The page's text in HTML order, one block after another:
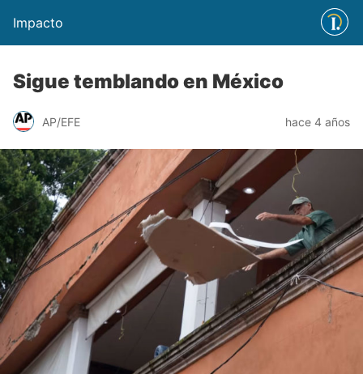
Impacto
Sigue temblando en México
AP/EFE hace 4 años